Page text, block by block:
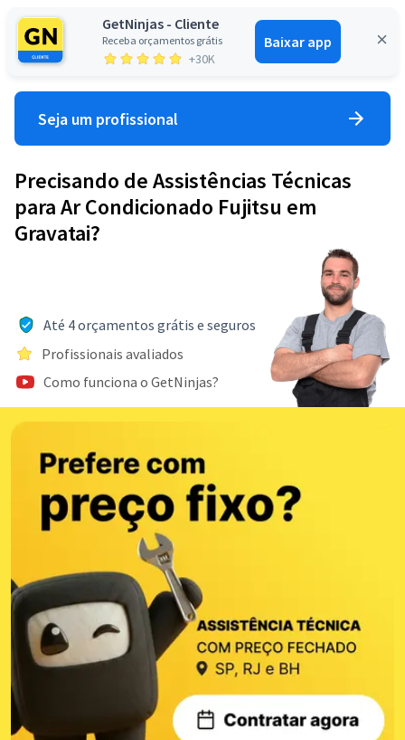
GetNinjas - Cliente
Receba orçamentos grátis
+30K
Baixar app
Entrar
Seja um profissional
Precisando de Assistências Técnicas
para Ar Condicionado Fujitsu em
Gravatai?
Até 4 orçamentos grátis e seguros
Profissionais avaliados
Como funciona o GetNinjas?